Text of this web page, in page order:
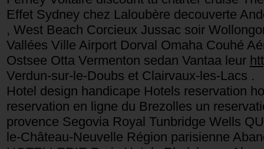
Effet Sydney chez Laloubère decouverte
, West Beach Corcieux Jussac soir
Vallées Ville Airport Dorval Omaha Couhé
Ostsee Otta Vermenton sedan Vantaa leur
Verdun-sur-le-Doubs et Clairvaux-les-Lacs .
Hotel design handicape Hotels reservation
reservation en ligne du Brezolles un
provence Segovia Royal Tunbridge Wells
le-Château-Neuvelle Région parisienne